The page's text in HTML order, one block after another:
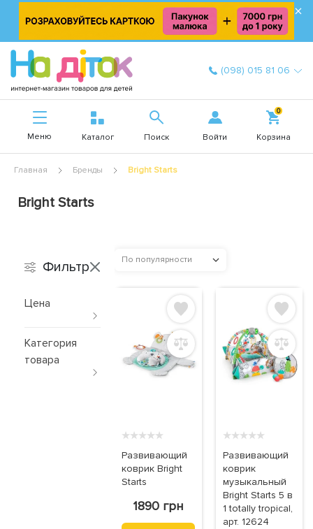
×
(098) 015 81 06
Меню Каталог Поиск Войти
0
Корзина
Главная Бренды Bright Starts
Bright Starts
Фильтр
Цена
Категория
товара
По популярности
★★★★★
Развивающий
коврик Bright
Starts
1890 грн
★★★★★
Развивающий
коврик
музыкальный
Bright Starts 5 в
1 totally tropical,
арт. 12624